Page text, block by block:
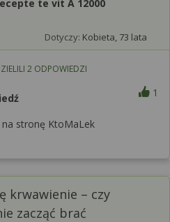
te vit A 12000
Dotyczy: Kobieta, 73 lata
2ODPOWIEDZI
1
stronę KtoMaLek
krwawienie – czy
zacząć brać